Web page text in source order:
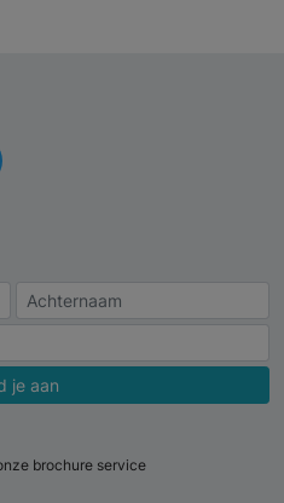
je aan
brochure service